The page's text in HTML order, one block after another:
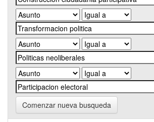
Comenzar nueva busqueda